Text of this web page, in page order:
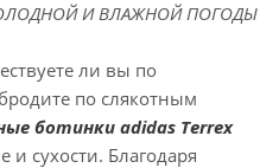
И ВЛАЖНОЙ ПОГОДЫ
ли вы по
по слякотным
ботинки adidas Terrex
и сухости. Благодаря